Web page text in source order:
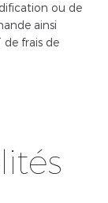
ou de
ainsi
de frais de